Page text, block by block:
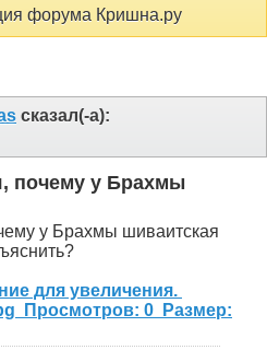
форума Кришна.ру
сказал(-а):
почему у Брахмы
у Брахмы шиваитская